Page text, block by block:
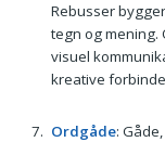
Rebusser
tegn og
visuel
kreative
Ordgåde: